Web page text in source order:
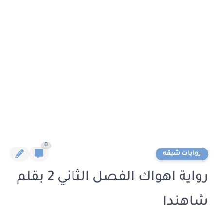
روايات شيقه
0
رواية اهواك الفصل الثاني 2 بقلم
شاهندا